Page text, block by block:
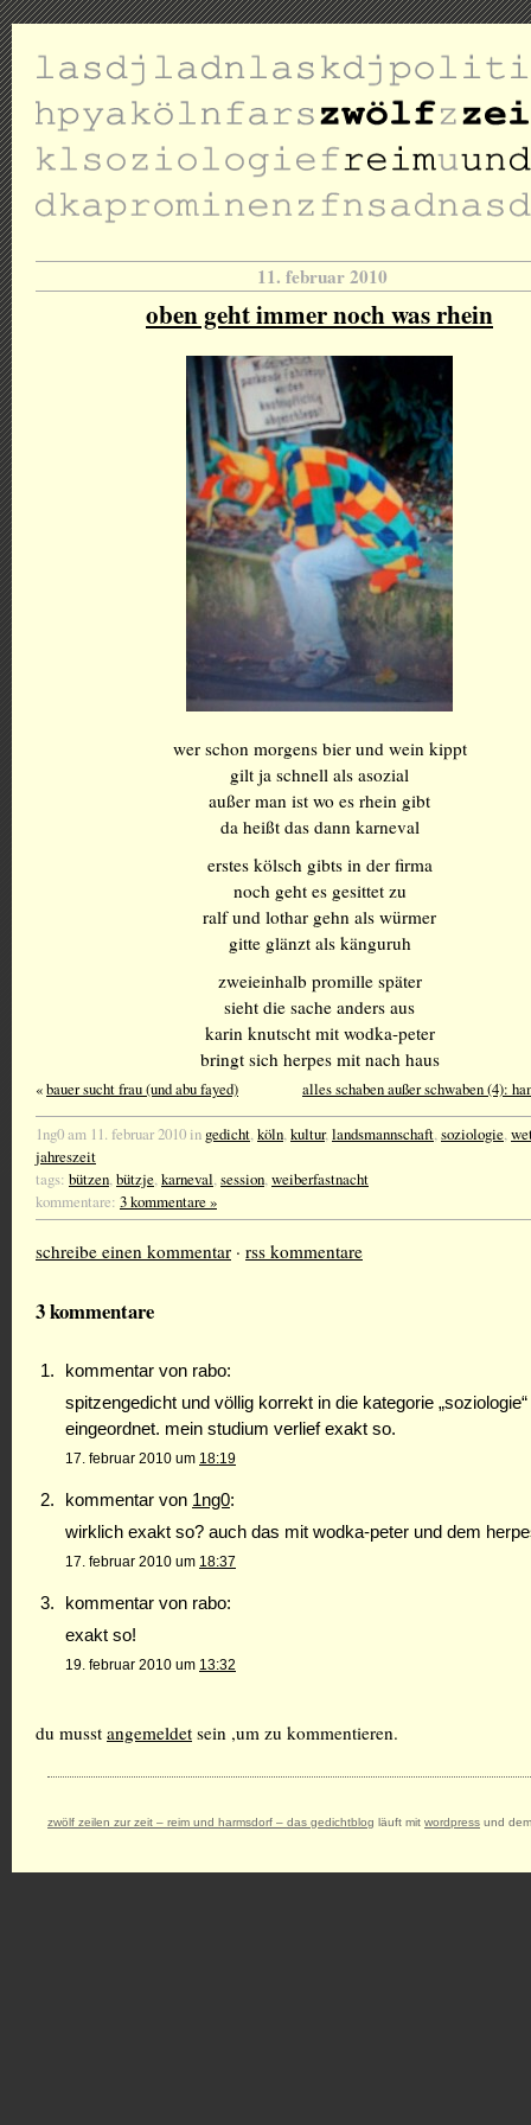
11. februar 2010
oben geht immer noch was rhein
wer schon morgens bier und wein kippt
gilt ja schnell als asozial
außer man ist wo es rhein gibt
da heißt das dann karneval
erstes kölsch gibts in der firma
noch geht es gesittet zu
ralf und lothar gehn als würmer
gitte glänzt als känguruh
zweieinhalb promille später
sieht die sache anders aus
karin knutscht mit wodka-peter
bringt sich herpes mit nach haus
«bauer sucht frau (und abu fayed) alles schaben außer schwaben (4):
1ng0 am 11. februar 2010 in gedicht,köln,kultur,landsmannschaft,soziologie,
jahreszeit
tags: bützen,bützje,karneval,session,weiberfastnacht
kommentare: 3 kommentare »
schreibe einen kommentar · rss kommentare
3 kommentare
kommentar von rabo:
spitzengedicht und völlig korrekt in die kategorie „soziologie“
eingeordnet. mein studium verlief exakt so.
17. februar 2010 um 18:19
kommentar von 1ng0:
wirklich exakt so? auch das mit wodka-peter und dem
17. februar 2010 um 18:37
kommentar von rabo:
exakt so!
19. februar 2010 um 13:32
du musst angemeldet sein ,um zu kommentieren.
zwölf zeilen zur zeit – reim und harmsdorf – das gedichtblog läuft mit wordpress und